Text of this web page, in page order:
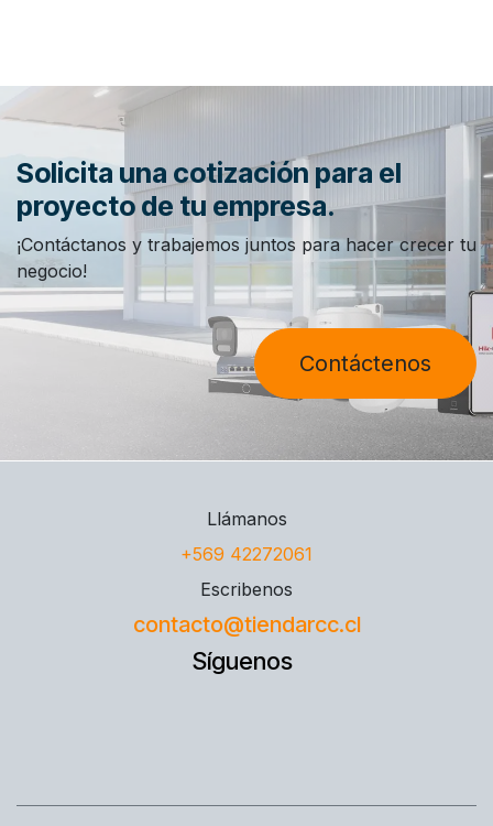
Solicita una cotización para el
proyecto de tu empresa.
¡Contáctanos y trabajemos juntos para hacer crecer tu
negocio!
Contáctenos
Llámanos
+569 42272061
Escribenos
contacto@tiendarcc.cl
Síguenos